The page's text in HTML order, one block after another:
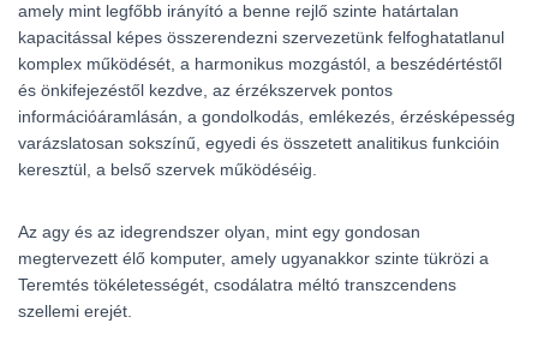
amely mint legfőbb irányító a benne rejlő szinte határtalan
kapacitással képes összerendezni szervezetünk felfoghatatlanul
komplex működését, a harmonikus mozgástól, a beszédértéstől
és önkifejezéstől kezdve, az érzékszervek pontos
információáramlásán, a gondolkodás, emlékezés, érzésképesség
varázslatosan sokszínű, egyedi és összetett analitikus funkcióin
keresztül, a belső szervek működéséig.
Az agy és az idegrendszer olyan, mint egy gondosan
megtervezett élő komputer, amely ugyanakkor szinte tükrözi a
Teremtés tökéletességét, csodálatra méltó transzcendens
szellemi erejét.